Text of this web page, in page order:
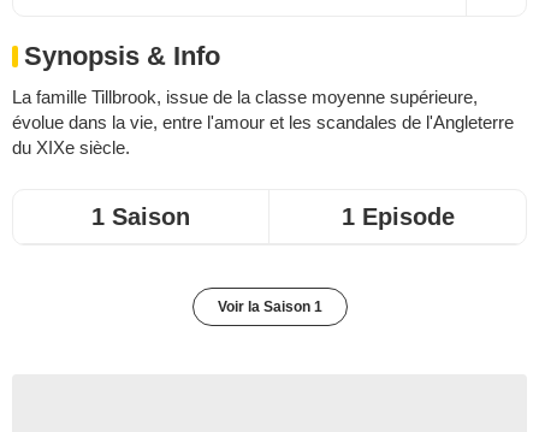
Synopsis & Info
La famille Tillbrook, issue de la classe moyenne supérieure,
évolue dans la vie, entre l'amour et les scandales de l'Angleterre
du XIXe siècle.
1 Saison 1 Episode
Voir la Saison 1